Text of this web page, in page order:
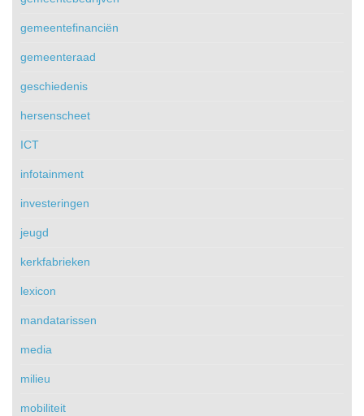
gemeentefinanciën
gemeenteraad
geschiedenis
hersenscheet
ICT
infotainment
investeringen
jeugd
kerkfabrieken
lexicon
mandatarissen
media
milieu
mobiliteit